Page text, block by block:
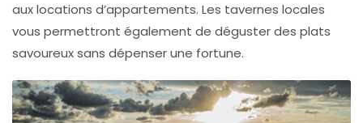
aux locations d’appartements. Les tavernes locales
vous permettront également de déguster des plats
savoureux sans dépenser une fortune.